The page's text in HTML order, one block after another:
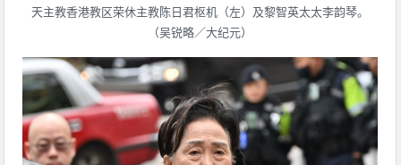
天主教香港教区荣休主教陈日君枢机（左）及黎智英太太李韵琴。
（吴锐略／大纪元）